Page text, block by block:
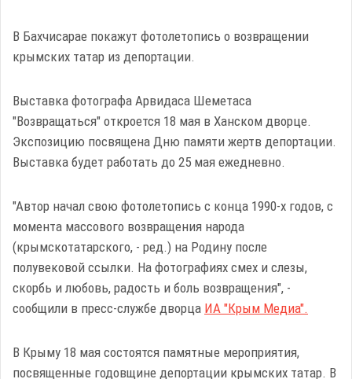
В Бахчисарае покажут фотолетопись о возвращении
крымских татар из депортации.
Выставка фотографа Арвидаса Шеметаса
"Возвращаться" откроется 18 мая в Ханском дворце.
Экспозицию посвящена Дню памяти жертв депортации.
Выставка будет работать до 25 мая ежедневно.
"Автор начал свою фотолетопись с конца 1990-х годов, с
момента массового возвращения народа
(крымскотатарского, - ред.) на Родину после
полувековой ссылки. На фотографиях смех и слезы,
скорбь и любовь, радость и боль возвращения", -
сообщили в пресс-службе дворца ИА "Крым Медиа".
В Крыму 18 мая состоятся памятные мероприятия,
посвященные годовщине депортации крымских татар. В